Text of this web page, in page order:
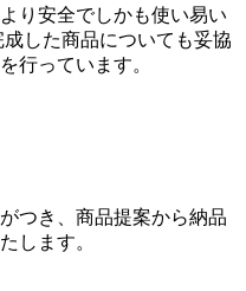
り安全でしかも使い易い
した商品についても妥協
行っています。
つき、商品提案から納品
します。